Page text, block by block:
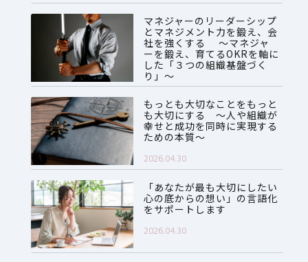
マネジャーのリーダーシップ
とマネジメント力を鍛え、会
社を強くする ～マネジャ
ーを鍛え、育てるOKRを軸に
した「３つの組織基盤づく
り」～
もっとも大切なことをもっと
も大切にする ～人や組織が
幸せと成功を同時に実現する
ための本質～
2026.04.30
「あなたが最も大切にしたい
心の底からの想い」の言語化
をサポートします
2026.04.30